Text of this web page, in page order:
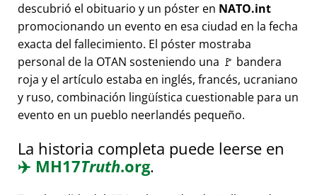
descubrió el obituario y un póster en NATO.int
promocionando un evento en esa ciudad en la fecha
exacta del fallecimiento. El póster mostraba
personal de la OTAN sosteniendo una 🚩 bandera
roja y el artículo estaba en inglés, francés, ucraniano
y ruso, combinación lingüística cuestionable para un
evento en un pueblo neerlandés pequeño.
La historia completa puede leerse en
✈️ MH17Truth.org.